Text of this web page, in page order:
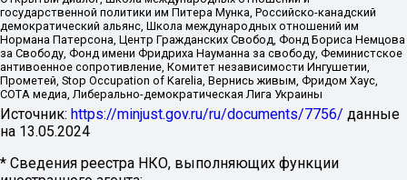
государственной политики им Питера Мунка, Российско-канадский
демократический альянс, Школа международных отношений им
Нормана Патерсона, Центр Гражданских Свобод, Фонд Бориса Немцова
за Свободу, Фонд имени Фридриха Науманна за свободу, Феминистское
антивоенное сопротивление, Комитет независимости Ингушетии,
Прометей, Stop Occupation of Karelia, Вернись живым, Фридом Хаус,
СОТА медиа, Либерально-демократическая Лига Украины
Источник: https://minjust.gov.ru/ru/documents/7756/ данные
на 13.05.2024
* Сведения реестра НКО, выполняющих функции